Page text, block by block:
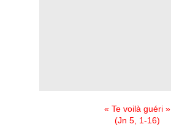
« Te voilà guéri »
(Jn 5, 1-16)